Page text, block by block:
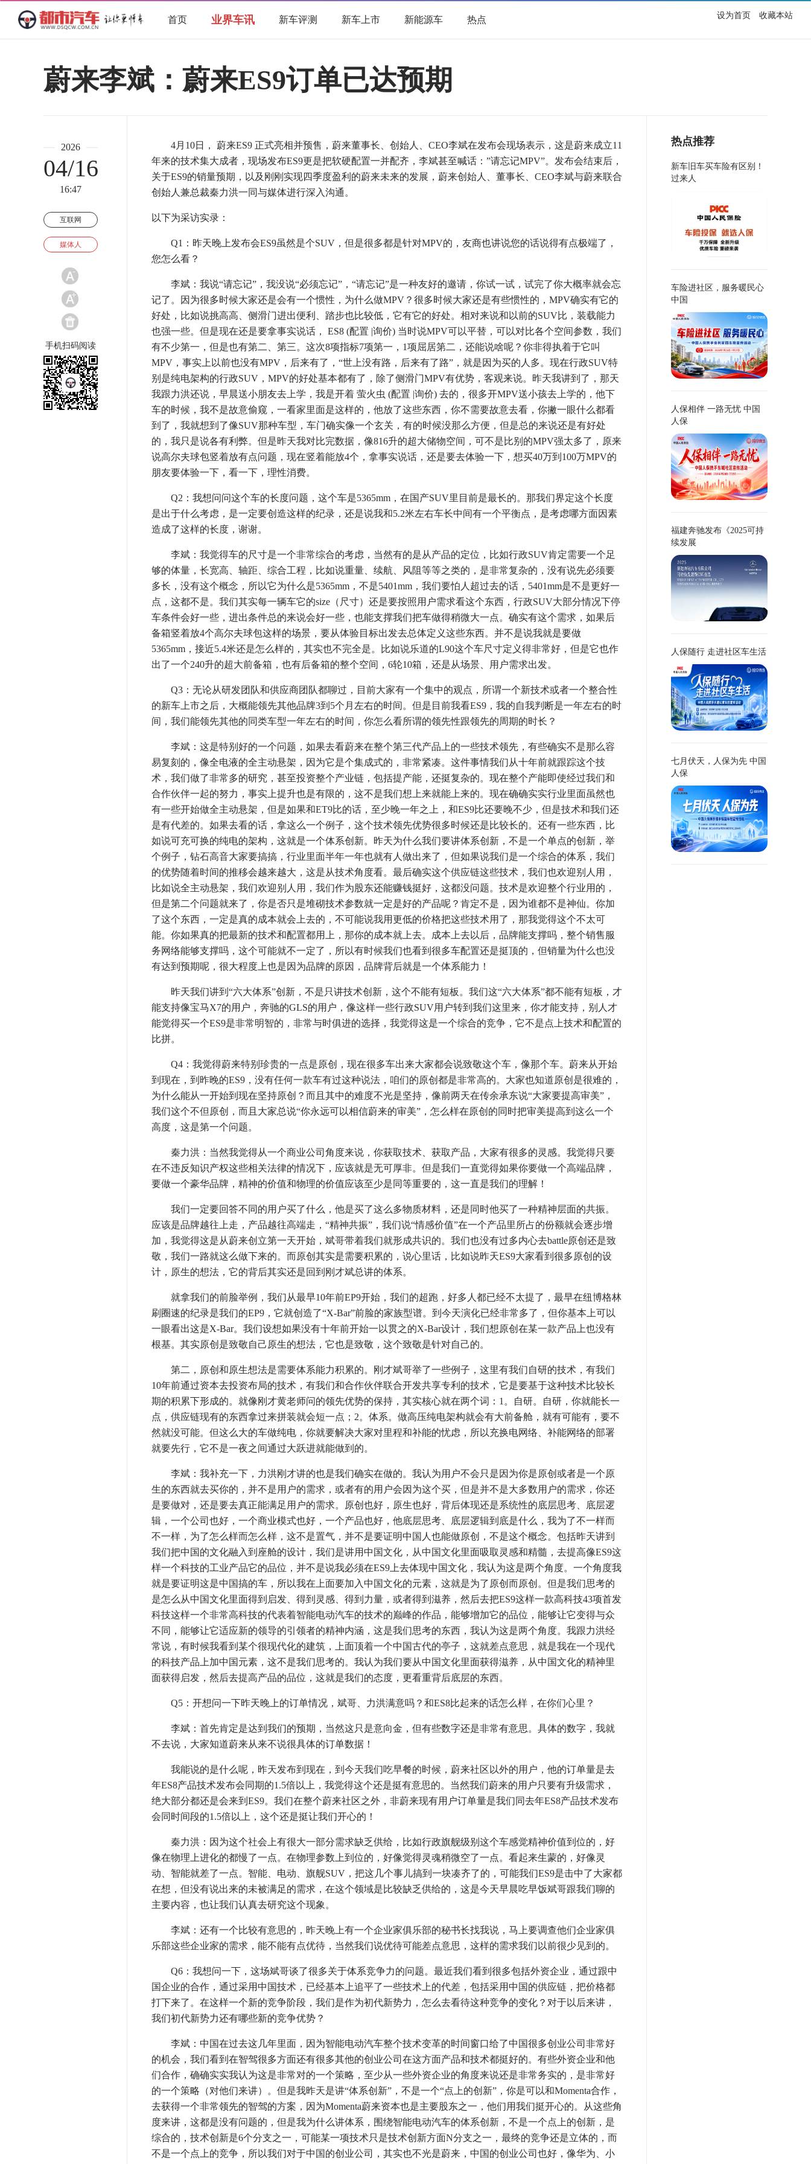
首页 业界车讯 新车评测 新车上市 新能源车 热点 设为首页 收藏本站
蔚来李斌：蔚来ES9订单已达预期
2026
04/16
16:47
互联网
媒体人
手机扫码阅读
4月10日， 蔚来ES9 正式亮相并预售，蔚来董事长、创始人、CEO李斌在发布会现场表示，这是蔚来成立11
年来的技术集大成者，现场发布ES9更是把软硬配置一并配齐，李斌甚至喊话：”请忘记MPV”。发布会结束后，
关于ES9的销量预期，以及刚刚实现四季度盈利的蔚来未来的发展，蔚来创始人、董事长、CEO李斌与蔚来联合
创始人兼总裁秦力洪一同与媒体进行深入沟通。
以下为采访实录：
Q1：昨天晚上发布会ES9虽然是个SUV，但是很多都是针对MPV的，友商也讲说您的话说得有点极端了，
您怎么看？
李斌：我说“请忘记”，我没说“必须忘记”，“请忘记”是一种友好的邀请，你试一试，试完了你大概率就会忘
记了。因为很多时候大家还是会有一个惯性，为什么做MPV？很多时候大家还是有些惯性的，MPV确实有它的
好处，比如说挑高高、侧滑门进出便利、踏步也比较低，它有它的好处。相对来说和以前的SUV比，装载能力
也强一些。但是现在还是要拿事实说话， ES8 (配置 |询价) 当时说MPV可以平替，可以对比各个空间参数，我们
有不少第一，但是也有第二、第三。这次8项指标7项第一，1项屈居第二，还能说啥呢？你非得执着于它叫
MPV，事实上以前也没有MPV，后来有了，“世上没有路，后来有了路”，就是因为买的人多。现在行政SUV特
别是纯电架构的行政SUV，MPV的好处基本都有了，除了侧滑门MPV有优势，客观来说。昨天我讲到了，那天
我跟力洪还说，早晨送小朋友去上学，我是开着 萤火虫 (配置 |询价) 去的，很多开MPV送小孩去上学的，他下
车的时候，我不是故意偷窥，一看家里面是这样的，他放了这些东西，你不需要故意去看，你撇一眼什么都看
到了，我就想到了像SUV那种车型，车门确实像一个玄关，有的时候没那么方便，但是总的来说还是有好处
的，我只是说各有利弊。但是昨天我对比完数据，像816升的超大储物空间，可不是比别的MPV强太多了，原来
说高尔夫球包竖着放有点问题，现在竖着能放4个，拿事实说话，还是要去体验一下，想买40万到100万MPV的
朋友要体验一下，看一下，理性消费。
Q2：我想问问这个车的长度问题，这个车是5365mm，在国产SUV里目前是最长的。那我们界定这个长度
是出于什么考虑，是一定要创造这样的纪录，还是说我和5.2米左右车长中间有一个平衡点，是考虑哪方面因素
造成了这样的长度，谢谢。
李斌：我觉得车的尺寸是一个非常综合的考虑，当然有的是从产品的定位，比如行政SUV肯定需要一个足
够的体量，长宽高、轴距、综合工程，比如说重量、续航、风阻等等之类的，是非常复杂的，没有说先必须要
多长，没有这个概念，所以它为什么是5365mm，不是5401mm，我们要怕人超过去的话，5401mm是不是更好一
点，这都不是。我们其实每一辆车它的size（尺寸）还是要按照用户需求看这个东西，行政SUV大部分情况下停
车条件会好一些，进出条件总的来说会好一些，也能支撑我们把车做得稍微大一点。确实有这个需求，如果后
备箱竖着放4个高尔夫球包这样的场景，要从体验目标出发去总体定义这些东西。并不是说我就是要做
5365mm，接近5.4米还是怎么样的，其实也不完全是。比如说乐道的L90这个车尺寸定义得非常好，但是它也作
出了一个240升的超大前备箱，也有后备箱的整个空间，6轮10箱，还是从场景、用户需求出发。
Q3：无论从研发团队和供应商团队都聊过，目前大家有一个集中的观点，所谓一个新技术或者一个整合性
的新车上市之后，大概能领先其他品牌3到5个月左右的时间。但是目前我看ES9，我的自我判断是一年左右的时
间，我们能领先其他的同类车型一年左右的时间，你怎么看所谓的领先性跟领先的周期的时长？
李斌：这是特别好的一个问题，如果去看蔚来在整个第三代产品上的一些技术领先，有些确实不是那么容
易复刻的，像全电液的全主动悬架，因为它是个集成式的，非常紧凑。这件事情我们从十年前就跟踪这个技
术，我们做了非常多的研究，甚至投资整个产业链，包括提产能，还挺复杂的。现在整个产能即使经过我们和
合作伙伴一起的努力，事实上提升也是有限的，这不是我们想上来就能上来的。现在确确实实行业里面虽然也
有一些开始做全主动悬架，但是如果和ET9比的话，至少晚一年之上，和ES9比还要晚不少，但是技术和我们还
是有代差的。如果去看的话，拿这么一个例子，这个技术领先优势很多时候还是比较长的。还有一些东西，比
如说可充可换的纯电的架构，这就是一个体系创新。昨天为什么我们要讲体系创新，不是一个单点的创新，举
个例子，钻石高音大家要搞搞，行业里面半年一年也就有人做出来了，但如果说我们是一个综合的体系，我们
的优势随着时间的推移会越来越大，这是从技术角度看。最后确实这个供应链这些技术，我们也欢迎别人用，
比如说全主动悬架，我们欢迎别人用，我们作为股东还能赚钱挺好，这都没问题。技术是欢迎整个行业用的，
但是第二个问题就来了，你是否只是堆砌技术参数就一定是好的产品呢？肯定不是，因为谁都不是神仙。你加
了这个东西，一定是真的成本就会上去的，不可能说我用更低的价格把这些技术用了，那我觉得这个不太可
能。你如果真的把最新的技术和配置都用上，那你的成本就上去。成本上去以后，品牌能支撑吗，整个销售服
务网络能够支撑吗，这个可能就不一定了，所以有时候我们也看到很多车配置还是挺顶的，但销量为什么也没
有达到预期呢，很大程度上也是因为品牌的原因，品牌背后就是一个体系能力！
昨天我们讲到“六大体系”创新，不是只讲技术创新，这个不能有短板。我们这“六大体系”都不能有短板，才
能支持像宝马X7的用户，奔驰的GLS的用户，像这样一些行政SUV用户转到我们这里来，你才能支持，别人才
能觉得买一个ES9是非常明智的，非常与时俱进的选择，我觉得这是一个综合的竞争，它不是点上技术和配置的
比拼。
Q4：我觉得蔚来特别珍贵的一点是原创，现在很多车出来大家都会说致敬这个车，像那个车。蔚来从开始
到现在，到昨晚的ES9，没有任何一款车有过这种说法，咱们的原创都是非常高的。大家也知道原创是很难的，
为什么能从一开始到现在坚持原创？而且其中的难度不光是坚持，像前两天在传余承东说“大家要提高审美”，
我们这个不但原创，而且大家总说“你永远可以相信蔚来的审美”，怎么样在原创的同时把审美提高到这么一个
高度，这是第一个问题。
秦力洪：当然我觉得从一个商业公司角度来说，你获取技术、获取产品，大家有很多的灵感。我觉得只要
在不违反知识产权这些相关法律的情况下，应该就是无可厚非。但是我们一直觉得如果你要做一个高端品牌，
要做一个豪华品牌，精神的价值和物理的价值应该至少是同等重要的，这一直是我们的理解！
我们一定要回答不同的用户买了什么，他是买了这么多物质材料，还是同时他买了一种精神层面的共振。
应该是品牌越往上走，产品越往高端走，“精神共振”，我们说“情感价值”在一个产品里所占的份额就会逐步增
加，我觉得这是从蔚来创立第一天开始，斌哥带着我们就形成共识的。我们也没有过多内心去battle原创还是致
敬，我们一路就这么做下来的。而原创其实是需要积累的，说心里话，比如说昨天ES9大家看到很多原创的设
计，原生的想法，它的背后其实还是回到刚才斌总讲的体系。
就拿我们的前脸举例，我们从最早10年前EP9开始，我们的超跑，好多人都已经不太提了，最早在纽博格林
刷圈速的纪录是我们的EP9，它就创造了“X-Bar”前脸的家族型谱。到今天演化已经非常多了，但你基本上可以
一眼看出这是X-Bar。我们设想如果没有十年前开始一以贯之的X-Bar设计，我们想原创在某一款产品上也没有
根基。其实原创是致敬自己原生的想法，它也是致敬，这个致敬是针对自己的。
第二，原创和原生想法是需要体系能力积累的。刚才斌哥举了一些例子，这里有我们自研的技术，有我们
10年前通过资本去投资布局的技术，有我们和合作伙伴联合开发共享专利的技术，它是要基于这种技术比较长
期的积累下形成的。就像刚才黄老师问的领先优势的保持，其实核心就在两个词：1。自研。自研，你就能长一
点，供应链现有的东西拿过来拼装就会短一点；2。体系。做高压纯电架构就会有大前备舱，就有可能有，要不
然就没可能。但这么大的车做纯电，你就要解决大家对里程和补能的忧虑，所以充换电网络、补能网络的部署
就要先行，它不是一夜之间通过大跃进就能做到的。
李斌：我补充一下，力洪刚才讲的也是我们确实在做的。我认为用户不会只是因为你是原创或者是一个原
生的东西就去买你的，并不是用户的需求，或者有的用户会因为这个买，但是并不是大多数用户的需求，你还
是要做对，还是要去真正能满足用户的需求。原创也好，原生也好，背后体现还是系统性的底层思考、底层逻
辑，一个公司也好，一个商业模式也好，一个产品也好，他底层思考、底层逻辑到底是什么，我为了不一样而
不一样，为了怎么样而怎么样，这不是置气，并不是要证明中国人也能做原创，不是这个概念。包括昨天讲到
我们把中国的文化融入到座舱的设计，我们是讲用中国文化，从中国文化里面吸取灵感和精髓，去提高像ES9这
样一个科技的工业产品它的品位，并不是说我必须在ES9上去体现中国文化，我认为这是两个角度。一个角度我
就是要证明这是中国搞的车，所以我在上面要加入中国文化的元素，这就是为了原创而原创。但是我们思考的
是怎么从中国文化里面得到启发、得到灵感、得到力量，或者得到滋养，然后去把ES9这样一款高科技43项首发
科技这样一个非常高科技的代表着智能电动汽车的技术的巅峰的作品，能够增加它的品位，能够让它变得与众
不同，能够让它适应新的领导的引领者的精神内涵，这是我们思考的东西，我认为这是两个角度。我跟力洪经
常说，有时候我看到某个很现代化的建筑，上面顶着一个中国古代的亭子，这就差点意思，就是我在一个现代
的科技产品上加中国元素，这不是我们思考的。我认为我们要从中国文化里面获得滋养，从中国文化的精神里
面获得启发，然后去提高产品的品位，这就是我们的态度，更看重背后底层的东西。
Q5：开想问一下昨天晚上的订单情况，斌哥、力洪满意吗？和ES8比起来的话怎么样，在你们心里？
李斌：首先肯定是达到我们的预期，当然这只是意向金，但有些数字还是非常有意思。具体的数字，我就
不去说，大家知道蔚来从来不说很具体的订单数据！
我能说的是什么呢，昨天发布到现在，到今天我们吃早餐的时候，蔚来社区以外的用户，他的订单量是去
年ES8产品技术发布会同期的1.5倍以上，我觉得这个还是挺有意思的。当然我们蔚来的用户只要有升级需求，
绝大部分都还是会来到ES9。我们在整个蔚来社区之外，非蔚来现有用户订单量是我们同去年ES8产品技术发布
会同时间段的1.5倍以上，这个还是挺让我们开心的！
秦力洪：因为这个社会上有很大一部分需求缺乏供给，比如行政旗舰级别这个车感觉精神价值到位的，好
像在物理上进化的都慢了一点。在物理参数上到位的，好像觉得灵魂稍微空了一点。看起来生蒙的，好像灵
动、智能就差了一点。智能、电动、旗舰SUV，把这几个事儿搞到一块凑齐了的，可能我们ES9是击中了大家都
在想，但没有说出来的未被满足的需求，在这个领域是比较缺乏供给的，这是今天早晨吃早饭斌哥跟我们聊的
主要内容，也让我们认真去研究这个现象。
李斌：还有一个比较有意思的，昨天晚上有一个企业家俱乐部的秘书长找我说，马上要调查他们企业家俱
乐部这些企业家的需求，能不能有点优待，当然我们说优待可能差点意思，这样的需求我们以前很少见到的。
Q6：我想问一下，这场斌哥谈了很多关于体系竞争力的问题。最近我们看到很多包括外资企业，通过跟中
国企业的合作，通过采用中国技术，已经基本上追平了一些技术上的代差，包括采用中国的供应链，把价格都
打下来了。在这样一个新的竞争阶段，我们是作为初代新势力，怎么去看待这种竞争的变化？对于以后来讲，
我们初代新势力还有哪些新的竞争优势？
李斌：中国在过去这几年里面，因为智能电动汽车整个技术变革的时间窗口给了中国很多创业公司非常好
的机会，我们看到在智驾很多方面还有很多其他的创业公司在这方面产品和技术都挺好的。有些外资企业和他
们合作，确确实实我认为这是非常对的一个策略，至少从一些外资企业的角度来说还是非常务实的，是非常好
的一个策略（对他们来讲）。但是我昨天是讲“体系创新”，不是一个“点上的创新”，你是可以和Momenta合作，
去获得一个非常领先的智驾的方案，因为Momenta蔚来资本也是主要股东之一，他们用我们挺开心的。从这些角
度来讲，这都是没有问题的，但是我为什么讲体系，围绕智能电动汽车的体系创新，不是一个点上的创新，是
综合的，技术创新是6个分支之一，可能某一项技术只是技术创新方面N分支之一，最终的竞争还是立体的，而
不是一个点上的竞争，所以我们对于中国的创业公司，其实也不光是蔚来，中国的创业公司也好，像华为、小
热点推荐
新车旧车买车险有区别！
过来人
车险进社区，服务暖民心
中国
人保相伴 一路无忧 中国
人保
福建奔驰发布《2025可持
续发展
人保随行 走进社区车生活
七月伏天，人保为先 中国
人保